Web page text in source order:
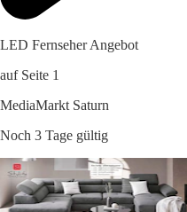
LED Fernseher Angebot
auf Seite 1
MediaMarkt Saturn
Noch 3 Tage gültig